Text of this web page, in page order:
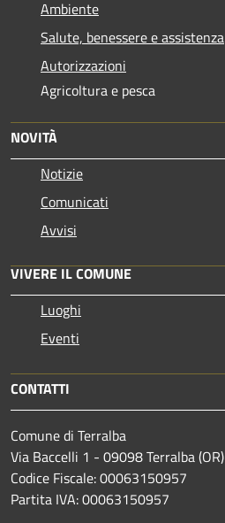
Ambiente
Salute, benessere e assistenza
Autorizzazioni
Agricoltura e pesca
NOVITÀ
Notizie
Comunicati
Avvisi
VIVERE IL COMUNE
Luoghi
Eventi
CONTATTI
Comune di Terralba
Via Baccelli 1 - 09098 Terralba (OR)
Codice Fiscale: 00063150957
Partita IVA: 00063150957